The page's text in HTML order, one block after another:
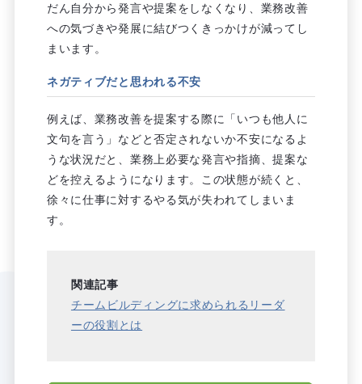
だん自分から発言や提案をしなくなり、業務改善
への気づきや発展に結びつくきっかけが減ってし
まいます。
ネガティブだと思われる不安
例えば、業務改善を提案する際に「いつも他人に
文句を言う」などと否定されないか不安になるよ
うな状況だと、業務上必要な発言や指摘、提案な
どを控えるようになります。この状態が続くと、
徐々に仕事に対するやる気が失われてしまいま
す。
関連記事
チームビルディングに求められるリーダ
ーの役割とは